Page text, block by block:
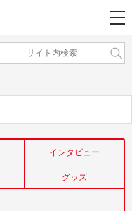
インタビュー
グッズ